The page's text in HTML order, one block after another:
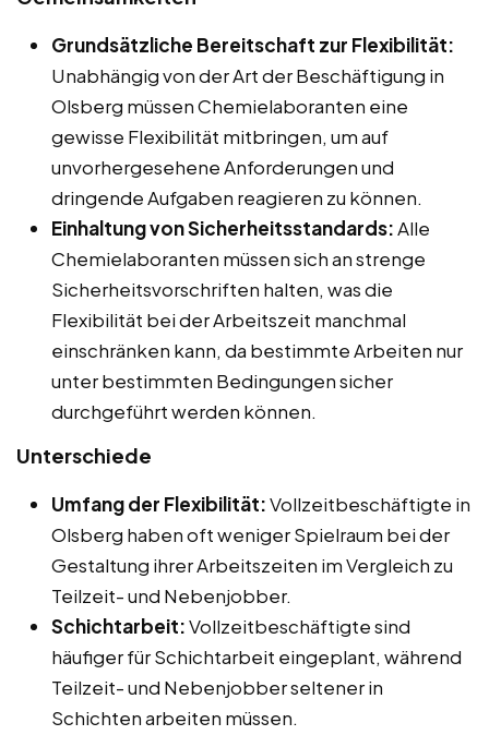
Grundsätzliche Bereitschaft zur Flexibilität:
Unabhängig von der Art der Beschäftigung in
Olsberg müssen Chemielaboranten eine
gewisse Flexibilität mitbringen, um auf
unvorhergesehene Anforderungen und
dringende Aufgaben reagieren zu können.
Einhaltung von Sicherheitsstandards:Alle
Chemielaboranten müssen sich an strenge
Sicherheitsvorschriften halten, was die
Flexibilität bei der Arbeitszeit manchmal
einschränken kann, da bestimmte Arbeiten nur
unter bestimmten Bedingungen sicher
durchgeführt werden können.
Unterschiede
Umfang der Flexibilität:Vollzeitbeschäftigte in
Olsberg haben oft weniger Spielraum bei der
Gestaltung ihrer Arbeitszeiten im Vergleich zu
Teilzeit- und Nebenjobber.
Schichtarbeit:Vollzeitbeschäftigte sind
häufiger für Schichtarbeit eingeplant, während
Teilzeit- und Nebenjobber seltener in
Schichten arbeiten müssen.